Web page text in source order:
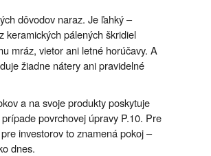
dôvodov naraz. Je ľahký –
keramických pálených škridiel
mráz, vietor ani letné horúčavy. A
žiadne nátery ani pravidelné
a na svoje produkty poskytuje
povrchovej úpravy P.10. Pre
investorov to znamená pokoj –
dnes.